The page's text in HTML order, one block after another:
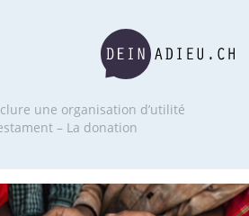
une organisation d’utilité
– La donation